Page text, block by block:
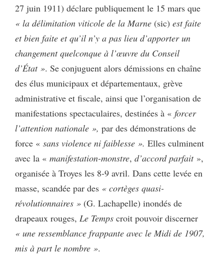
27 juin 1911) déclare publiquement le 15 mars que
« la délimitation viticole de la Marne (sic) est faite
et bien faite et qu’il n’y a pas lieu d’apporter un
changement quelconque à l’œuvre du Conseil
d’État ». Se conjuguent alors démissions en chaîne
des élus municipaux et départementaux, grève
administrative et fiscale, ainsi que l’organisation de
manifestations spectaculaires, destinées à « forcer
l’attention nationale », par des démonstrations de
force « sans violence ni faiblesse ». Elles culminent
avec la « manifestation-monstre, d’accord parfait»,
organisée à Troyes les 8-9 avril. Dans cette levée en
masse, scandée par des « cortèges quasi-
révolutionnaires » (G. Lachapelle) inondés de
drapeaux rouges, Le Temps croit pouvoir discerner
« une ressemblance frappante avec le Midi de 1907,
mis à part le nombre ».